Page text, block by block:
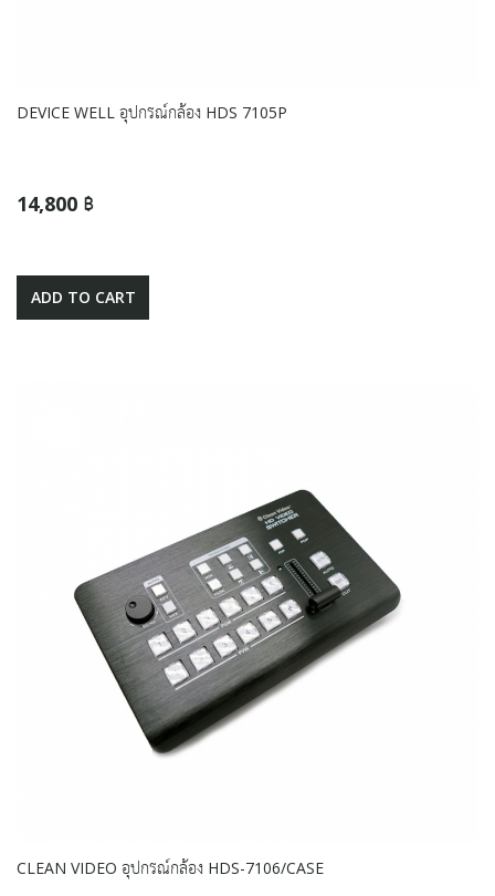
DEVICE WELL อุปกรณ์กล้อง HDS 7105P
14,800 ฿
ADD TO CART
CLEAN VIDEO อุปกรณ์กล้อง HDS-7106/CASE